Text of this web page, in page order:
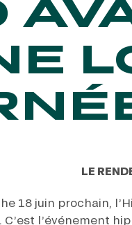
LE
18 juin prochain,
C’est l’événement